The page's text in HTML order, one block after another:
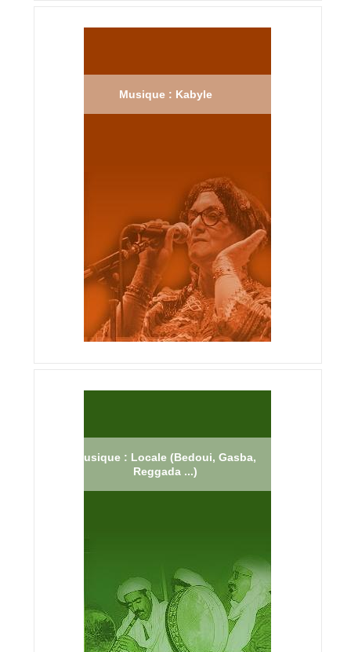
Musique : Kabyle
Musique : Locale (Bedoui, Gasba,
Reggada ...)